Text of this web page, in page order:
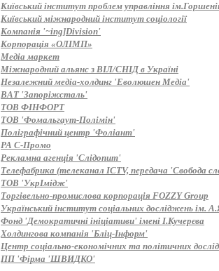
Київський інститут проблем управління
Київський міжнародний інститут соціології
Компанія '~ing]Division'
Корпорація «ОЛІМП»
Медіа маркет
Міжнародний альянс з ВІЛ/СНІД в Україні
Незалежний медіа-холдинг 'Еволюшен Медіа'
ВАТ 'Запоріжсталь'
ТОВ ФІНФОРТ
ТОВ 'Фомальгаут-Полімін'
Поліграфічний центр 'Фоліант'
РА С-Промо
Рекламна агенція 'Слідопит'
Телефабрика (телеканал ICTV, передача 'Свобода
ТОВ 'УкрІмідж'
Торгівельно-промислова корпорація FOZZY Group
Український інститут соціальних досліджень ім.
Фонд 'Демократичні ініціативи' імені І.Кучерєва
Холдингова компанія 'Бліц-Інформ'
Центр соціально-економічних та політичних
ПП 'Фірма 'ШВИДКО'